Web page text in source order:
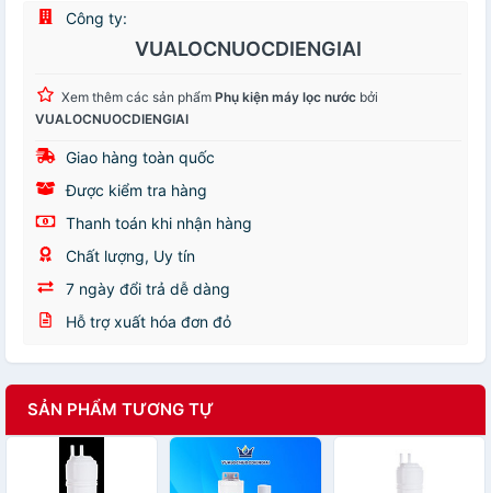
Công ty:
VUALOCNUOCDIENGIAI
Xem thêm các sản phẩm Phụ kiện máy lọc nước bởi
VUALOCNUOCDIENGIAI
Giao hàng toàn quốc
Được kiểm tra hàng
Thanh toán khi nhận hàng
Chất lượng, Uy tín
7 ngày đổi trả dễ dàng
Hỗ trợ xuất hóa đơn đỏ
SẢN PHẨM TƯƠNG TỰ